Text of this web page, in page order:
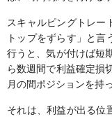
スキャルピングトレー
トップをずらす」と
行うと、気が付けば短
ら数週間で利益確定損
月の間ポジションを持
それは、利益が出る位